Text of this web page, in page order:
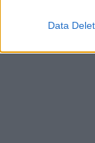
Data